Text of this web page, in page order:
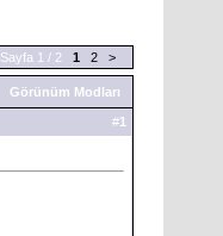
Sayfa 1 / 2 1 2 >
Görünüm Modları
#1